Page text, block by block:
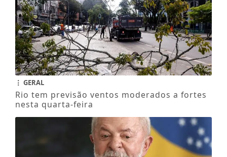
GERAL
Rio tem previsão ventos moderados a fortes
nesta quarta-feira